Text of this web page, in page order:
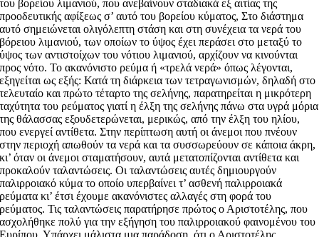
του βορείου λιμανιού, που ανεβαίνουν σταδιακά εξ αιτίας της
προοδευτικής αφίξεως σ’ αυτό του βορείου κύματος, Στο διάστημα
αυτό σημειώνεται ολιγόλεπτη στάση και στη συνέχεια τα νερά του
βόρειου λιμανιού, των οποίων το ύψος έχει περάσει στο μεταξύ το
ύψος των αντιστοίχων του νότιου λιμανιού, αρχίζουν να κινούνται
προς νότο. Το ακανόνιστο ρεύμα ή «τρελά νερά» όπως λέγονται,
εξηγείται ως εξής: Κατά τη διάρκεια των τετραγωνισμών, δηλαδή στο
τελευταίο και πρώτο τέταρτο της σελήνης, παρατηρείται η μικρότερη
ταχύτητα του ρεύματος γιατί η έλξη της σελήνης πάνω στα υγρά μόρια
της θάλασσας εξουδετερώνεται, μερικώς, από την έλξη του ηλίου,
που ενεργεί αντίθετα. Στην περίπτωση αυτή οι άνεμοι που πνέουν
στην περιοχή απωθούν τα νερά και τα συσσωρεύουν σε κάποια άκρη,
κι’ όταν οι άνεμοι σταματήσουν, αυτά μετατοπίζονται αντίθετα και
προκαλούν ταλαντώσεις. Οι ταλαντώσεις αυτές δημιουργούν
παλιρροιακό κύμα το οποίο υπερβαίνει τ’ ασθενή παλιρροιακά
ρεύματα κι’ έτσι έχουμε ακανόνιστες αλλαγές στη φορά του
ρεύματος. Τις ταλαντώσεις παρατήρησε πρώτος ο Αριστοτέλης, που
ασχολήθηκε πολύ για την εξήγηση του παλιρροιακού φαινομένου του
Ευρίπου. Υπάρχει μάλιστα μια παράδοση, ότι ο Αριστοτέλης